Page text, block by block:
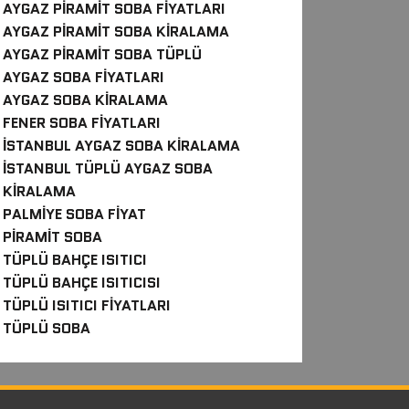
AYGAZ PIRAMIT SOBA FIYATLARI
AYGAZ PIRAMIT SOBA KIRALAMA
AYGAZ PIRAMIT SOBA TÜPLÜ
AYGAZ SOBA FIYATLARI
AYGAZ SOBA KIRALAMA
FENER SOBA FIYATLARI
İSTANBUL AYGAZ SOBA KIRALAMA
İSTANBUL TÜPLÜ AYGAZ SOBA
KIRALAMA
PALMIYE SOBA FIYAT
PIRAMIT SOBA
TÜPLÜ BAHÇE ISITICI
TÜPLÜ BAHÇE ISITICISI
TÜPLÜ ISITICI FIYATLARI
TÜPLÜ SOBA